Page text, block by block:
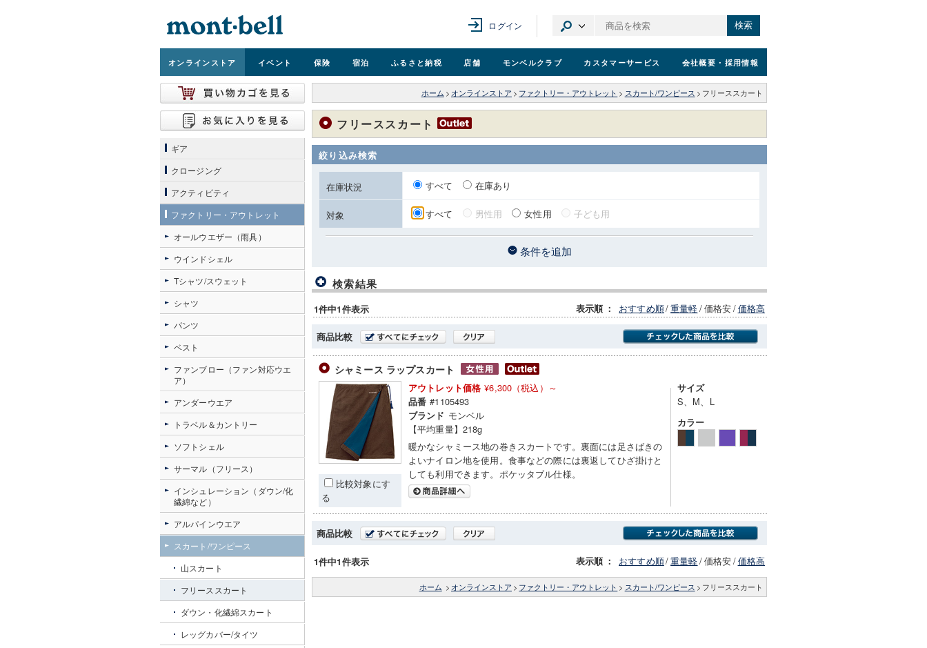
ログイン 検索
オンラインストア イベント 保険 宿泊 ふるさと納税 店舗 モンベルクラブ カスタマーサービス 会社概要 ・採用情報
ホーム > オンラインストア > ファクトリー・アウトレット > スカート/ワンピース > フリーススカート
フリーススカート
絞り込み検索
在庫状況 すべて 在庫あり
対象 すべて 男性用 女性用 子ども用
条件を追加
検索結果
1件中1件表示 表示順 ： おすすめ順/重量軽/価格安/価格高
商品比較
シャミース ラップスカート
比較対象にす
る
アウトレット価格 ¥6,300（税込）～
品番 #1105493
ブランド モンベル
【平均重量】218g
暖かなシャミース地の巻きスカートです。裏面には足さばきの
よいナイロン地を使用。食事などの際には裏返してひざ掛けと
しても利用できます。ポケッタブル仕様。
サイズ
S、M、L
カラー
商品比較
1件中1件表示 表示順 ： おすすめ順/重量軽/価格安/価格高
ホーム > オンラインストア > ファクトリー・アウトレット > スカート/ワンピース > フリーススカート
ギア
クロージング
アクティビティ
ファクトリー・アウトレット
オールウエザー（雨具）
ウインドシェル
Tシャツ/スウェット
シャツ
パンツ
ベスト
ファンブロー（ファン対応ウエ
ア）
アンダーウエア
トラベル＆カントリー
ソフトシェル
サーマル（フリース）
インシュレーション（ダウン/化
繊綿など）
アルパインウエア
スカート/ワンピース
山スカート
フリーススカート
ダウン・化繊綿スカート
レッグカバー/タイツ